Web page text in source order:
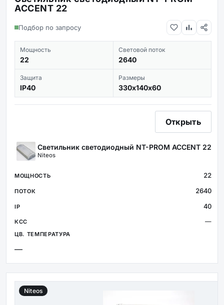
ACCENT 22
Подбор по запросу
Мощность
22
Световой поток
2640
Защита
IP40
Размеры
330х140х60
Открыть
Светильник светодиодный NT-PROM ACCENT 22
Niteos
22
2640
40
—
—
Niteos